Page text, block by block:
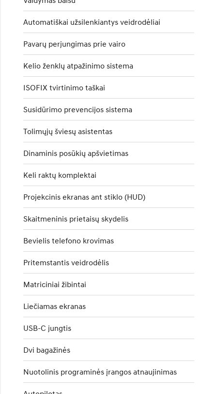
Automatiškai užsilenkiantys veidrodėliai
Pavarų perjungimas prie vairo
Kelio ženklų atpažinimo sistema
ISOFIX tvirtinimo taškai
Susidūrimo prevencijos sistema
Tolimųjų šviesų asistentas
Dinaminis posūkių apšvietimas
Keli raktų komplektai
Projekcinis ekranas ant stiklo (HUD)
Skaitmeninis prietaisų skydelis
Bevielis telefono krovimas
Pritemstantis veidrodėlis
Matriciniai žibintai
Liečiamas ekranas
USB-C jungtis
Dvi bagažinės
Nuotolinis programinės įrangos atnaujinimas